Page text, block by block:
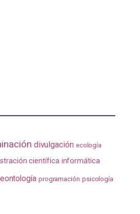
divulgación ecología
científica informática
programación psicología